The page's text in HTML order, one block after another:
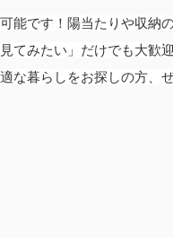
能です！陽当たりや収納
てみたい」だけでも大歓迎
な暮らしをお探しの方、